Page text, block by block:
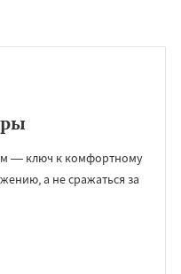
— ключ к комфортному
а не сражаться за